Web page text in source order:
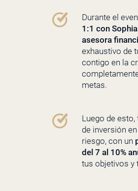
Durante el
1:1 con
asesora
exhaustivo de
contigo en la
metas.
Luego de
de inversión
riesgo, con un
del 7 al 10%
tus objetivos y